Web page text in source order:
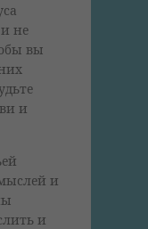
не
вы
и
и
и